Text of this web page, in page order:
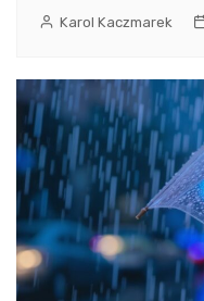
Karol Kaczmarek